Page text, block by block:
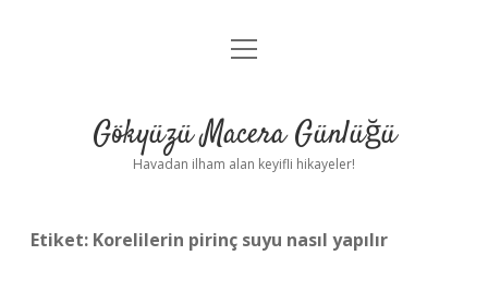
Anasayfa
Yasal Uyarı
menüyü
Gökyüzü Macera Günlüğü
Havadan ilham alan keyifli hikayeler!
Etiket: Korelilerin pirinç suyu nasıl yapılır